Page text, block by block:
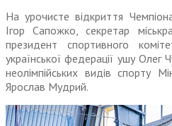
На урочисте відкриття
Ігор Сапожко, секретар
президент спортивного
української федерації ушу
неолімпійських видів спорту
Ярослав Мудрий.